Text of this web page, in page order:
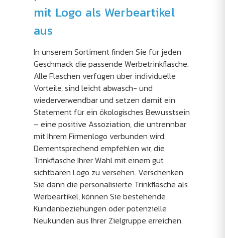
mit Logo als Werbeartikel
aus
In unserem Sortiment finden Sie für jeden
Geschmack die passende Werbetrinkflasche.
Alle Flaschen verfügen über individuelle
Vorteile, sind leicht abwasch- und
wiederverwendbar und setzen damit ein
Statement für ein ökologisches Bewusstsein
– eine positive Assoziation, die untrennbar
mit Ihrem Firmenlogo verbunden wird.
Dementsprechend empfehlen wir, die
Trinkflasche Ihrer Wahl mit einem gut
sichtbaren Logo zu versehen. Verschenken
Sie dann die personalisierte Trinkflasche als
Werbeartikel, können Sie bestehende
Kundenbeziehungen oder potenzielle
Neukunden aus Ihrer Zielgruppe erreichen.